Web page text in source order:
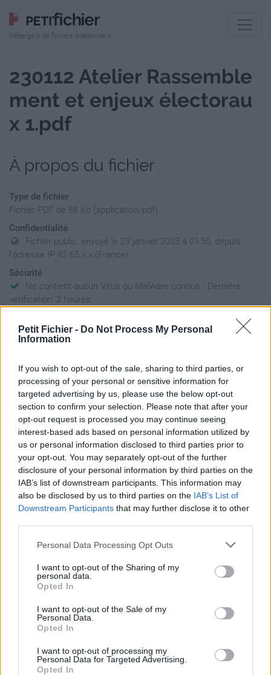
Petit Fichier - Do Not Process My Personal
Information
If you wish to opt-out of the sale, sharing to third parties, or
processing of your personal or sensitive information for
targeted advertising by us, please use the below opt-out
section to confirm your selection. Please note that after your
opt-out request is processed you may continue seeing
interest-based ads based on personal information utilized by
us or personal information disclosed to third parties prior to
your opt-out. You may separately opt-out of the further
disclosure of your personal information by third parties on the
IAB’s list of downstream participants. This information may
also be disclosed by us to third parties on the IAB’s List of
Downstream Participants that may further disclose it to other
Personal Data Processing Opt Outs
I want to opt-out of the Sharing of my
personal data.
Opted In
I want to opt-out of the Sale of my
Personal Data.
Opted In
I want to opt-out of processing my
Personal Data for Targeted Advertising.
Opted In
Hébergeur de fichiers indépendant
230112 Atelier Rassemble
ment et enjeux électorau
x 1.pdf
À propos du fichier
Type de fichier
Fichier PDF de 88 Ko (application/pdf)
Confidentialité
Fichier public, envoyé le 23 janvier 2023 à 01:50, depuis
l'adresse IP 82.65.x.x (France)
Sécurité
Ne contient aucun Virus ou Malware connus - Dernière
vérification: 3 heures
La présente page de téléchargement a été vue 327 fois depuis
l'envoi du fichier
https://www.petit-fichier.fr/2023/01/23/230112---atelier-
rassemblement-et-enjeux-electoraux-1/
Copier
Partager le fichier 230112 -
Atelier Rassemblement et
enjeux électoraux-1.pdf sur le
Web et les réseaux sociaux:
Télécharger le fichier 230112 - At
elier Rassemblement et enjeux
électoraux-1.pdf